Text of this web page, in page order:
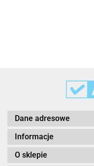
Dane adresowe
Informacje
O sklepie